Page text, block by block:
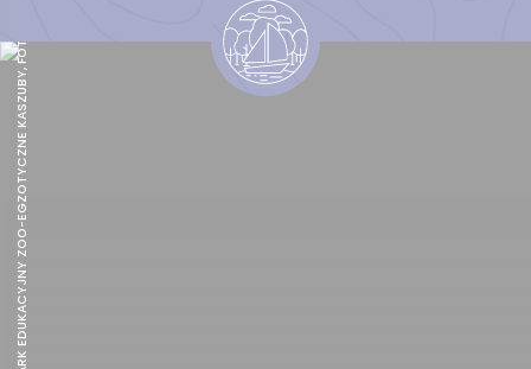
PARK EDUKACYJNY ZOO-EGZOTYCZNE KASZUBY, FOT. MATERIAŁY PROMOCYJNE